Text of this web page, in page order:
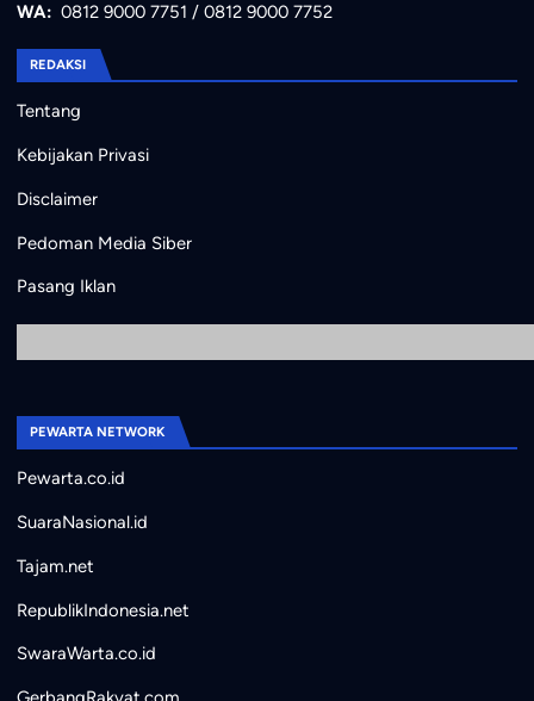
WA: 0812 9000 7751 / 0812 9000 7752
REDAKSI
Tentang
Kebijakan Privasi
Disclaimer
Pedoman Media Siber
Pasang Iklan
PEWARTA NETWORK
Pewarta.co.id
SuaraNasional.id
Tajam.net
RepublikIndonesia.net
SwaraWarta.co.id